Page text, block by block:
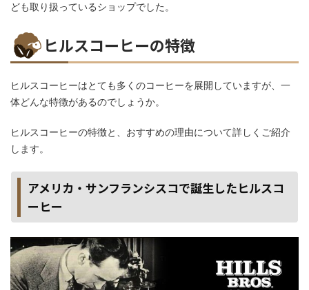
ども取り扱っているショップでした。
ヒルスコーヒーの特徴
ヒルスコーヒーはとても多くのコーヒーを展開していますが、一
体どんな特徴があるのでしょうか。
ヒルスコーヒーの特徴と、おすすめの理由について詳しくご紹介
します。
アメリカ・サンフランシスコで誕生したヒルスコ
ーヒー